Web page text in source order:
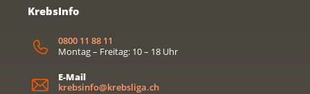
KrebsInfo
0800 11 88 11
Montag – Freitag: 10 – 18 Uhr
E-Mail
krebsinfo@krebsliga.ch